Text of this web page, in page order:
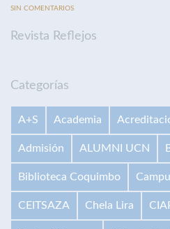
SIN COMENTARIOS
Revista Reflejos
Categorías
A+S Academia
Admisión ALUMNI UCN
Biblioteca Coquimbo
CEITSAZA Chela Lira